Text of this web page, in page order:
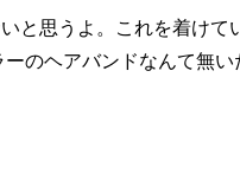
と思うよ。これを着けて
のヘアバンドなんて無い